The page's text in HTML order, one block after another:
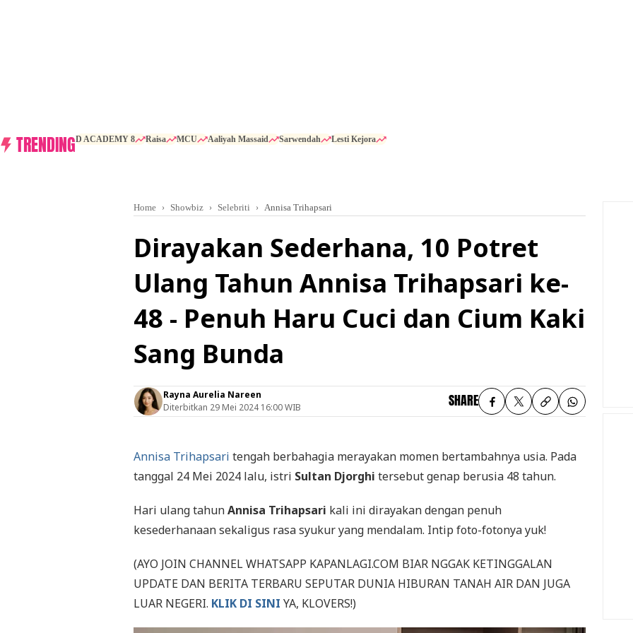
TRENDINGD ACADEMY 8 Raisa MCU Aaliyah Massaid Sarwendah Lesti Kejora
Home Showbiz Selebriti Annisa Trihapsari
Dirayakan Sederhana, 10 Potret
Ulang Tahun Annisa Trihapsari ke-
48 - Penuh Haru Cuci dan Cium Kaki
Sang Bunda
Rayna Aurelia Nareen
Diterbitkan 29 Mei 2024 16:00 WIB SHARE
Annisa Trihapsari tengah berbahagia merayakan momen bertambahnya usia. Pada
tanggal 24 Mei 2024 lalu, istri Sultan Djorghi tersebut genap berusia 48 tahun.
Hari ulang tahunAnnisa Trihapsari kali ini dirayakan dengan penuh
kesederhanaan sekaligus rasa syukur yang mendalam. Intip foto-fotonya yuk!
(AYO JOIN CHANNEL WHATSAPP KAPANLAGI.COM BIAR NGGAK KETINGGALAN
UPDATE DAN BERITA TERBARU SEPUTAR DUNIA HIBURAN TANAH AIR DAN JUGA
LUAR NEGERI. KLIK DI SINI YA, KLOVERS!)